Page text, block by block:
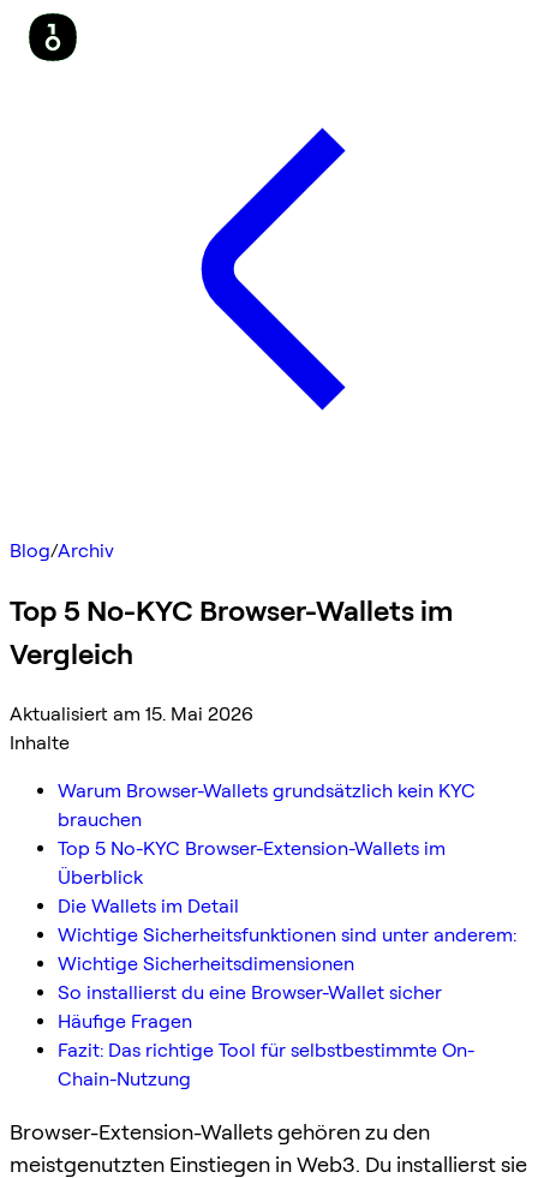
Blog/Archiv
Top 5 No-KYC Browser-Wallets im
Vergleich
Aktualisiert am 15. Mai 2026
Inhalte
Warum Browser-Wallets grundsätzlich kein KYC
brauchen
Top 5 No-KYC Browser-Extension-Wallets im
Überblick
Die Wallets im Detail
Wichtige Sicherheitsfunktionen sind unter anderem:
Wichtige Sicherheitsdimensionen
So installierst du eine Browser-Wallet sicher
Häufige Fragen
Fazit: Das richtige Tool für selbstbestimmte On-
Chain-Nutzung
Browser-Extension-Wallets gehören zu den
meistgenutzten Einstiegen in Web3. Du installierst sie